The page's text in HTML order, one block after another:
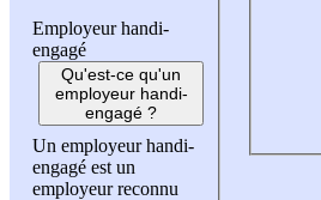
Employeur handi-
engagé
Qu'est-ce qu'un
employeur handi-
engagé ?
Un employeur handi-
engagé est un
employeur reconnu